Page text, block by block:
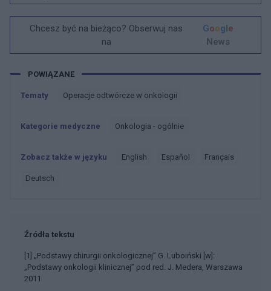
Chcesz być na bieżąco? Obserwuj nas
na
Google
News
POWIĄZANE
Tematy Operacje odtwórcze w onkologii
Kategorie medyczne Onkologia - ogólnie
Zobacz także w języku english español français
deutsch
Źródła tekstu
[1] „Podstawy chirurgii onkologicznej” G. Luboiński [w]:
„Podstawy onkologii klinicznej” pod red. J. Medera, Warszawa
2011